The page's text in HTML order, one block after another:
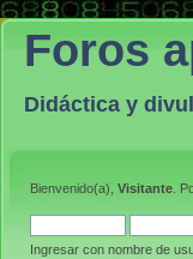
Foros
Didáctica y
Bienvenido(a), Visitante .
Ingresar con nombre de